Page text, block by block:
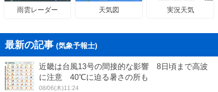
雨雲レーダー 天気図 実況天気
最新の記事 (気象予報士)
近畿は台風13号の間接的な影響 8日頃まで高波
に注意 40℃に迫る暑さの所も
08/06(木)11:24